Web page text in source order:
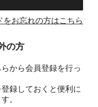
をお忘れの方はこちら
の方
から会員登録を行っ
録しておくと便利に
。